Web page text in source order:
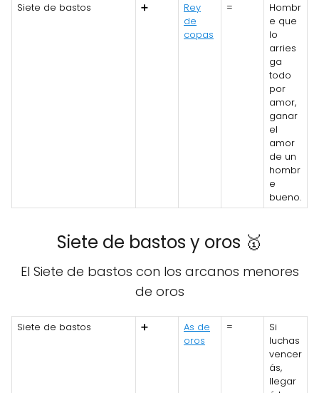
Siete de bastos
➕
Rey
de
copas
=
Hombr
e que
lo
arries
ga
todo
por
amor,
ganar
el
amor
de un
hombr
e
bueno.
Siete de bastos y oros 🥇
El Siete de bastos con los arcanos menores
de oros
Siete de bastos ➕
As de
oros
=
Si
luchas
vencer
ás,
llegar